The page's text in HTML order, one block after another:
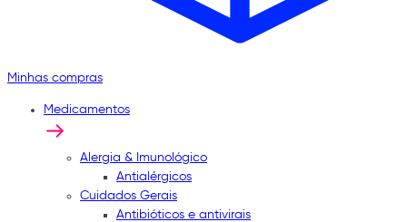
Minhas compras
Medicamentos
Alergia & Imunológico
Antialérgicos
Cuidados Gerais
Antibióticos e antivirais